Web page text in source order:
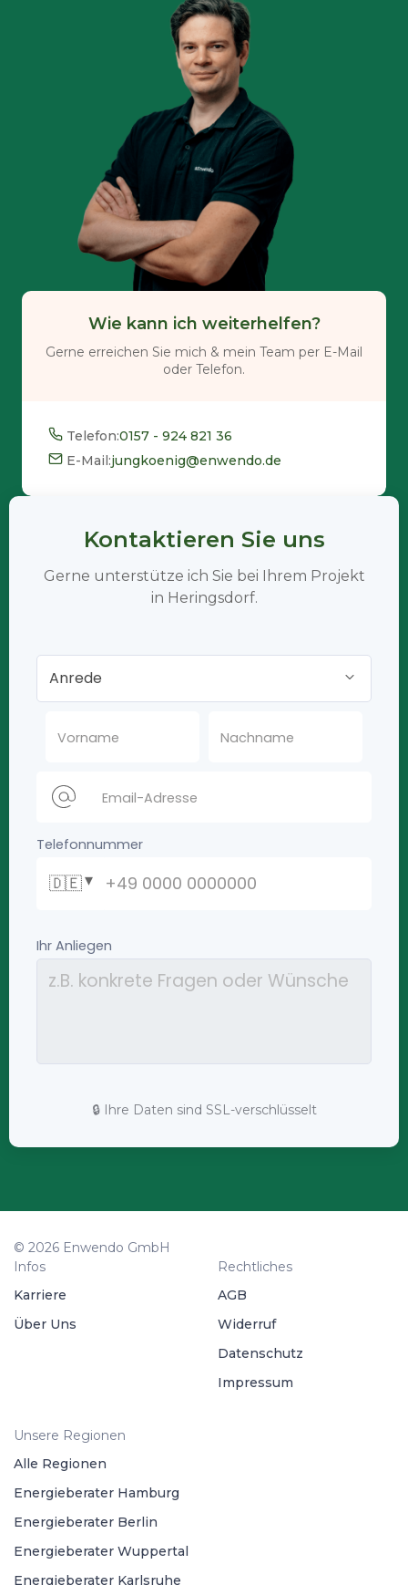
Wie kann ich weiterhelfen?
Gerne erreichen Sie mich & mein Team per E-Mail
oder Telefon.
Telefon:0157 - 924 821 36
E-Mail:jungkoenig@enwendo.de
Kontaktieren Sie uns
Gerne unterstütze ich Sie bei Ihrem Projekt
in Heringsdorf.
🔒 Ihre Daten sind SSL-verschlüsselt
© 2026 Enwendo GmbH
Infos
Karriere
Über Uns
Rechtliches
AGB
Widerruf
Datenschutz
Impressum
Unsere Regionen
Alle Regionen
Energieberater Hamburg
Energieberater Berlin
Energieberater Wuppertal
Energieberater Karlsruhe